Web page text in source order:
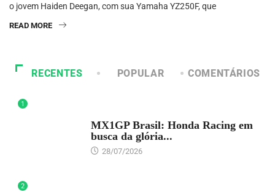
o jovem Haiden Deegan, com sua Yamaha YZ250F, que
READ MORE
RECENTES POPULAR COMENTÁRIOS
1
MX1GP Brasil: Honda Racing em
busca da glória...
28/07/2026
2